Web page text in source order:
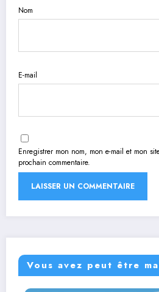
Nom
E-mail
Enregistrer mon nom, mon e-mail et mon
prochain commentaire.
Vous avez peut être